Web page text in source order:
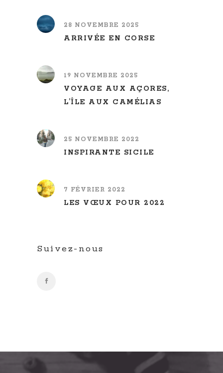
28 NOVEMBRE 2025
ARRIVÉE EN CORSE
19 NOVEMBRE 2025
VOYAGE AUX AÇORES,
L’ÎLE AUX CAMÉLIAS
25 NOVEMBRE 2022
INSPIRANTE SICILE
7 FÉVRIER 2022
LES VŒUX POUR 2022
Suivez-nous